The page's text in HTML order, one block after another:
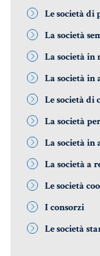
VERIFICA FIRMA
VADEMECUM
Le società di
La società
La società
La società in
Le società di
La società
La società in
La società a
Le società
I consorzi
Le società